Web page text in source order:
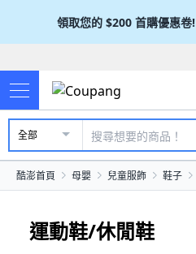
領取您的 $200 首購優惠卷!
全部
酷澎首頁 母嬰 兒童服飾 鞋子
運動鞋/休閒鞋